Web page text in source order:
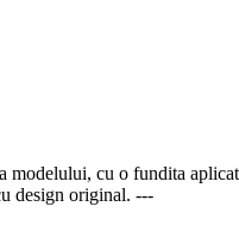
modelului, cu o fundita
design original. ---